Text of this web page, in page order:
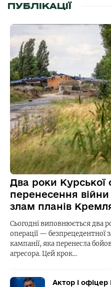
ПУБЛІКАЦІЇ
Два роки Курської
перенесення
злам планів
Сьогодні виповнюється два
операції — безпрецедентної
кампанії, яка перенесла
агресора. Цей крок…
Актор і